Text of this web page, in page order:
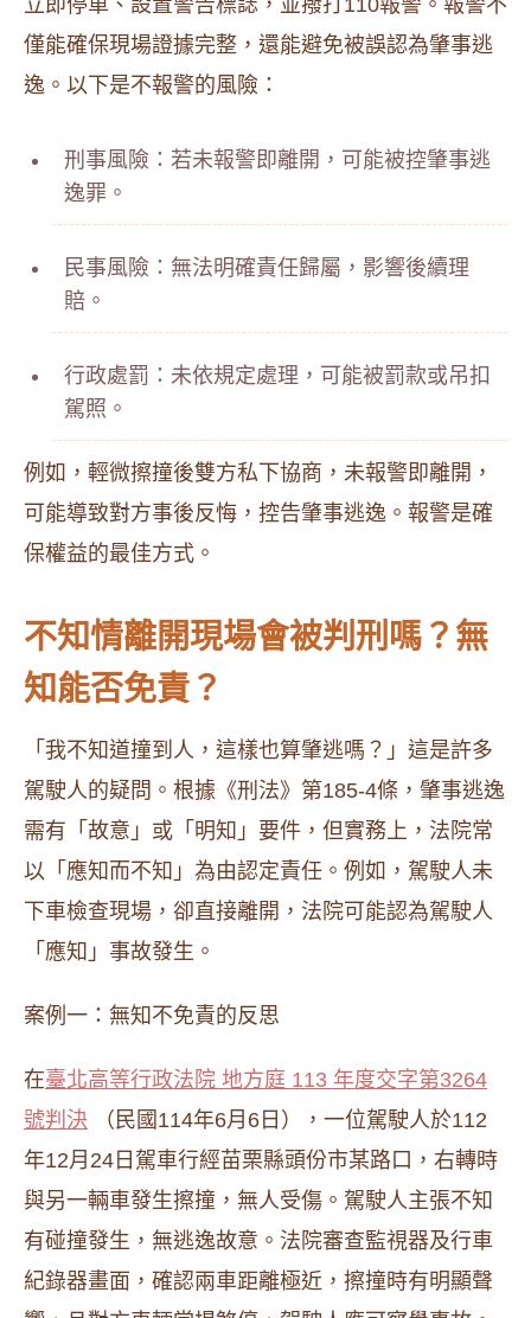
立即停車、設置警告標誌，並撥打110報警。報警不
僅能確保現場證據完整，還能避免被誤認為肇事逃
逸。以下是不報警的風險：
刑事風險：若未報警即離開，可能被控肇事逃
逸罪。
民事風險：無法明確責任歸屬，影響後續理
賠。
行政處罰：未依規定處理，可能被罰款或吊扣
駕照。
例如，輕微擦撞後雙方私下協商，未報警即離開，
可能導致對方事後反悔，控告肇事逃逸。報警是確
保權益的最佳方式。
不知情離開現場會被判刑嗎？無
知能否免責？
「我不知道撞到人，這樣也算肇逃嗎？」這是許多
駕駛人的疑問。根據《刑法》第185-4條，肇事逃逸
需有「故意」或「明知」要件，但實務上，法院常
以「應知而不知」為由認定責任。例如，駕駛人未
下車檢查現場，卻直接離開，法院可能認為駕駛人
「應知」事故發生。
案例一：無知不免責的反思
在臺北高等行政法院 地方庭 113 年度交字第3264
號判決 （民國114年6月6日），一位駕駛人於112
年12月24日駕車行經苗栗縣頭份市某路口，右轉時
與另一輛車發生擦撞，無人受傷。駕駛人主張不知
有碰撞發生，無逃逸故意。法院審查監視器及行車
紀錄器畫面，確認兩車距離極近，擦撞時有明顯聲